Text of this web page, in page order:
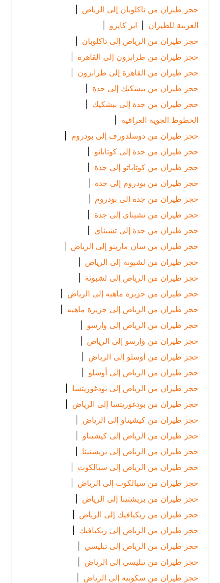
حجز طيران من تاكلوبان إلى الرياض
|
العربية للطيران | اير كايرو
|
حجز طيران من الرياض إلى تاكلوبان |
حجز طيران من طرابزون إلى القاهرة |
حجز طيران من القاهرة إلى طرابزون |
حجز طيران من بيشكيك إلى جدة
حجز طيران من جدة إلى بيشكيك |
الخطوط الجوية العراقية
حجز طيران من دوسلدورف إلى بودروم |
حجز طيران من جدة إلى كوتاباتو |
حجز طيران من كوتاباتو إلى جدة
حجز طيران من بودروم إلى جدة
حجز طيران من جدة إلى بودروم |
حجز طيران من تشيناي إلى جدة
حجز طيران من جدة إلى تشيناي |
حجز طيران من سان مارينو إلى الرياض
|
حجز طيران من لشبونة إلى الرياض
|
حجز طيران من الرياض إلى لشبونة |
حجز طيران من جزيرة ماهيه إلى الرياض
|
حجز طيران من الرياض إلى جزيرة ماهيه |
حجز طيران من الرياض إلى وارسو
|
حجز طيران من وارسو إلى الرياض
|
حجز طيران من أوسلو إلى الرياض
|
حجز طيران من الرياض إلى أوسلو
|
حجز طيران من الرياض إلى بودغوريتسا
|
حجز طيران من بودغوريتسا إلى الرياض
|
حجز طيران من كيشيناو إلى الرياض
|
حجز طيران من الرياض إلى كيشيناو |
حجز طيران من الرياض إلى بريشتينا |
حجز طيران من الرياض إلى سيالكوت |
حجز طيران من سيالكوت إلى الرياض
|
حجز طيران من بريشتينا إلى الرياض
|
حجز طيران من ريكيافيك إلى الرياض
|
حجز طيران من الرياض إلى ريكيافيك |
حجز طيران من الرياض إلى تبليسي |
حجز طيران من تبليسي إلى الرياض
|
حجز طيران من سكوبيه إلى الرياض
|